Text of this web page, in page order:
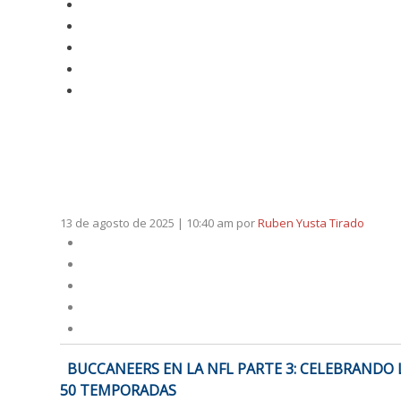
13 de agosto de 2025 | 10:40 am porRuben Yusta Tirado
NAVEGACIÓN
DE
BUCCANEERS EN LA NFL PARTE 3: CELEBRANDO
50 TEMPORADAS